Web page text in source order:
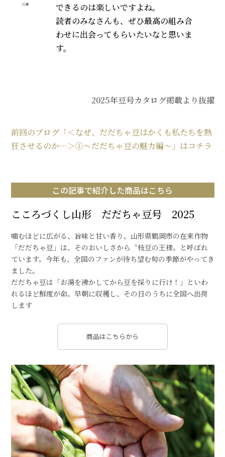
三浦
できるのは楽しいですよね。
読者のみなさんも、ぜひ最高の組み合
わせに出会ってもらいたいなと思いま
す。
2025年豆号カタログ掲載より抜擢
前回のブログ「＜なぜ、だだちゃ豆はかくも私たちを熱
狂させるのか…＞①～だだちゃ豆の魅力編～」はコチラ
この記事で紹介した商品はこちら
こころづくし山形 だだちゃ豆号 2025
噛むほどに広がる、旨味と甘い香り。山形県鶴岡市の在来作物
「だだちゃ豆」は、そのおいしさから〝枝豆の王様〟と呼ばれ
ています。今年も、全国のファンが待ち望む旬の季節がやってき
ました。
だだちゃ豆は「お湯を沸かしてから豆を採りに行け！」といわ
れるほど鮮度が命。早朝に収穫し、その日のうちに全国へ出荷
します
商品はこちらから